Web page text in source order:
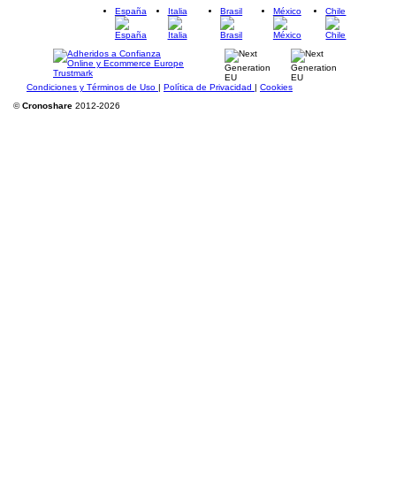
España
Italia Brasil México Chile
Condiciones y Términos de Uso | Política de Privacidad | Cookies
©Cronoshare 2012-2026